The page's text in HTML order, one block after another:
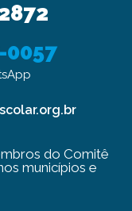
0057
do Comitê
municípios e